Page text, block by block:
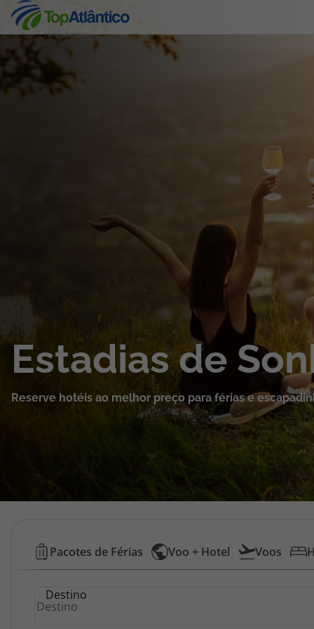
Hotéis Baratos
Destinos
Pacotes de Férias
Cruzeiros
Promoções
Área de Cliente
Estadias de
Reserve hotéis ao melhor preço para férias e
Hotéis
Baratos
Pacotes de Férias Voo + Hotel Voos
Destino